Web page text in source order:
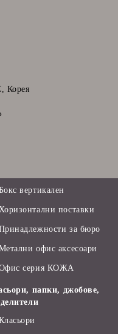
Корея
вертикален
Хоризонтални поставки
за бюро
офис аксесоари
серия КОЖА
папки, джобове,